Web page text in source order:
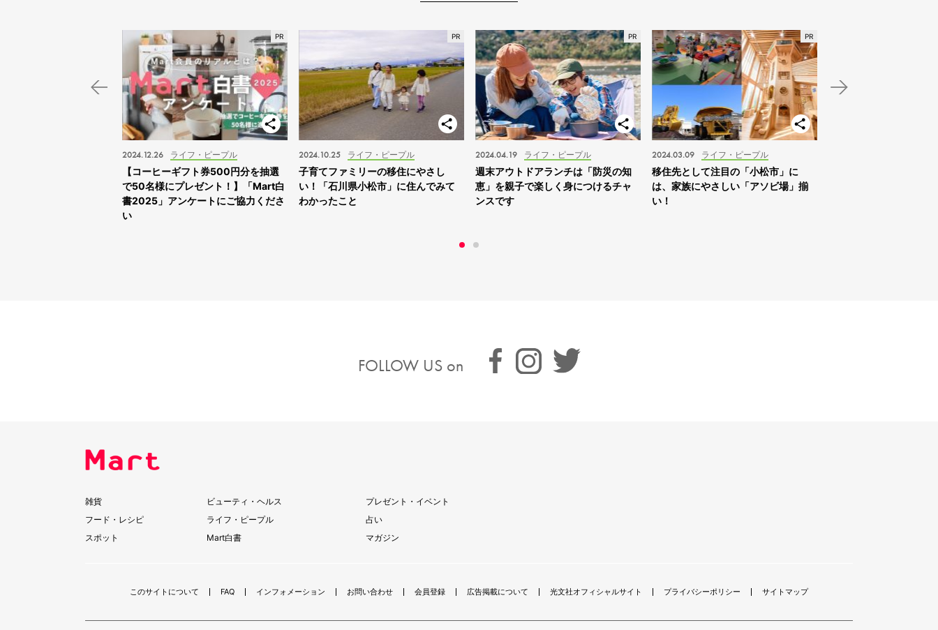
ライフ・ピープル
2024.12.26
【コーヒーギフト券500円分を抽選
で50名様にプレゼント！】「Mart白
書2025」アンケートにご協力くださ
い
ライフ・ピープル
2024.10.25
子育てファミリーの移住にやさし
い！「石川県小松市」に住んでみて
わかったこと
ライフ・ピープル
2024.04.19
週末アウトドアランチは「防災の知
恵」を親子で楽しく身につけるチャ
ンスです
ライフ・ピープル
2024.03.09
移住先として注目の「小松市」に
は、家族にやさしい「アソビ場」揃
い！
FOLLOW US on
雑貨
フード・レシピ
スポット
ビューティ・ヘルス
ライフ・ピープル
Mart白書
プレゼント・イベント
占い
マガジン
このサイトについて FAQ インフォメーション お問い合わせ 会員登録 広告掲載について 光文社オフィシャルサイト プライバシーポリシー サイトマップ